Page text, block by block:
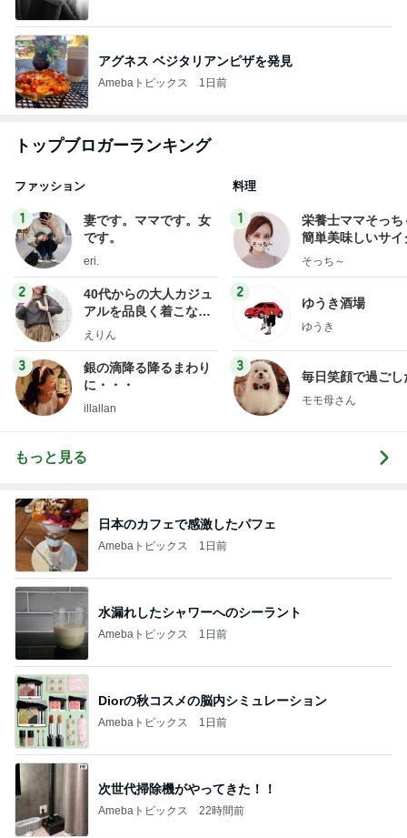
アグネス ベジタリアンピザを発見
Amebaトピックス 1日前
トップブロガーランキング
ファッション
1
妻です。ママです。女
です。
eri.
2
40代からの大人カジュ
アルを品良く着こなす
ファッションブログ
えりん
3
銀の滴降る降るまわり
に・・・
illallan
料理
1
栄養士ママそっち
簡単美味しいサイ
献立
そっち～
2
ゆうき酒場
ゆうき
3
毎日笑顔で過ごし
モモ母さん
もっと見る
日本のカフェで感激したパフェ
Amebaトピックス 1日前
水漏れしたシャワーへのシーラント
Amebaトピックス 1日前
Diorの秋コスメの脳内シミュレーション
Amebaトピックス 1日前
次世代掃除機がやってきた！！
Amebaトピックス 22時間前